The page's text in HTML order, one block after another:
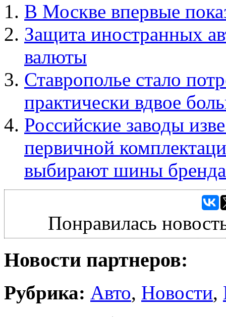
В Москве впервые
Защита иностранных
валюты
Ставрополье стало
практически вдвое
Российские заводы
первичной
выбирают шины
Понравилась
Новости партнеров:
Рубрика: Авто, Новости,